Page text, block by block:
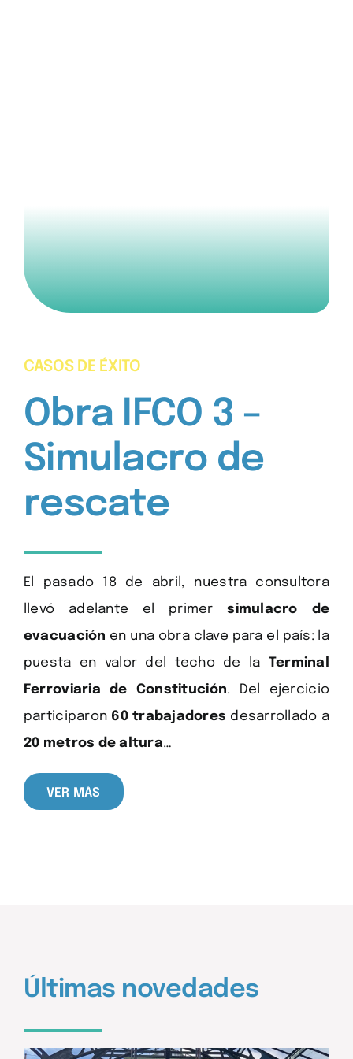
CASOS DE ÉXITO
Obra IFCO 3 –
Simulacro de
rescate
El pasado 18 de abril, nuestra consultora
llevó adelante el primersimulacro de
evacuación en una obra clave para el país: la
puesta en valor del techo de la Terminal
Ferroviaria de Constitución.
Del ejercicio
participaron 60 trabajadores desarrollado a
20 metros de altura…
VER MÁS
Últimas novedades